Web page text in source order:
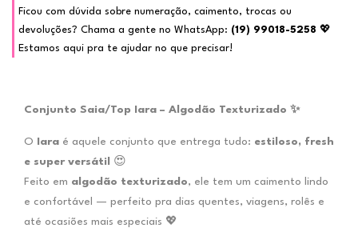
Ficou com dúvida sobre numeração, caimento, trocas ou
devoluções? Chama a gente no WhatsApp: (19) 99018-5258 💖
Estamos aqui pra te ajudar no que precisar!
Conjunto Saia/Top Iara – Algodão Texturizado ✨
O Iara é aquele conjunto que entrega tudo: estiloso, fresh
e super versátil
😍
Feito em algodão texturizado, ele tem um caimento lindo
e confortável — perfeito pra dias quentes, viagens, rolês e
até ocasiões mais especiais 💖